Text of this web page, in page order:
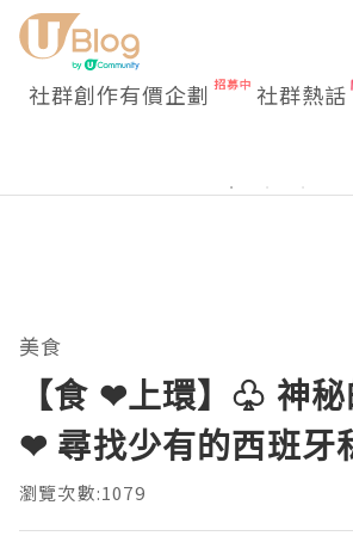
社群創作有價企劃 社群熱話
美食
【食 ❤上環】♧ 神
❤ 尋找少有的西班牙
瀏覽次數:1079